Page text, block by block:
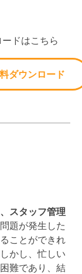
ドはこちら
ダウンロード
スタッフ管理
題が発生した
ことができれ
かし、忙しい
難であり、結